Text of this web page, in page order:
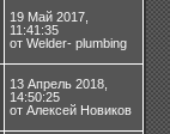
19 Май 2017,
11:41:35
от Welder- plumbing
13 Апрель 2018,
14:50:25
от Алексей Новиков